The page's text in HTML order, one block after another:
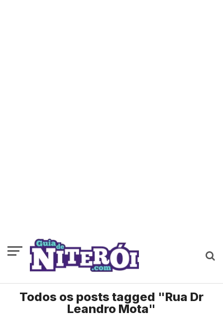
Todos os posts tagged "Rua Dr
Leandro Mota"